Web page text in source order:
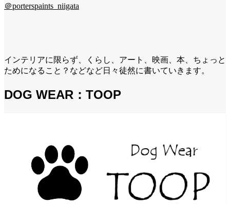
＠porterspaints_niigata
インテリアに限らず、くらし、アート、映画、本、ちょっと
ためになること？などなど日々徒然に書いていきます。
DOG WEAR：TOOP